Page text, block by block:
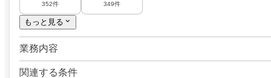
352件 349件
もっと見る
業務内容
関連する条件